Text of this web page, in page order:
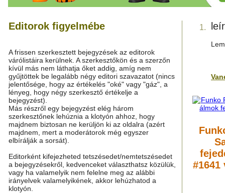
Editorok figyelmébe
A frissen szerkesztett bejegyzések az editorok
várólistáira kerülnek. A szerkesztőkön és a szerzőn
kívül más nem láthatja őket addig, amíg nem
gyűjtöttek be legalább négy editori szavazatot (nincs
jelentősége, hogy az értékelés "oké" vagy "gáz", a
lényeg, hogy négy szerkesztő értékelje a
bejegyzést).
Más részről egy bejegyzést elég három
szerkesztőnek lehúznia a klotyón ahhoz, hogy
majdnem biztosan ne kerüljön ki az oldalra (azért
majdnem, mert a moderátorok még egyszer
elbírálják a sorsát).
Editorként kifejezheted tetszésedet/nemtetszésedet
a bejegyzésekről, kedvenceket választhatsz közülük,
vagy ha valamelyik nem felelne meg az alábbi
irányelvek valamelyikének, akkor lehúzhatod a
klotyón.
1.